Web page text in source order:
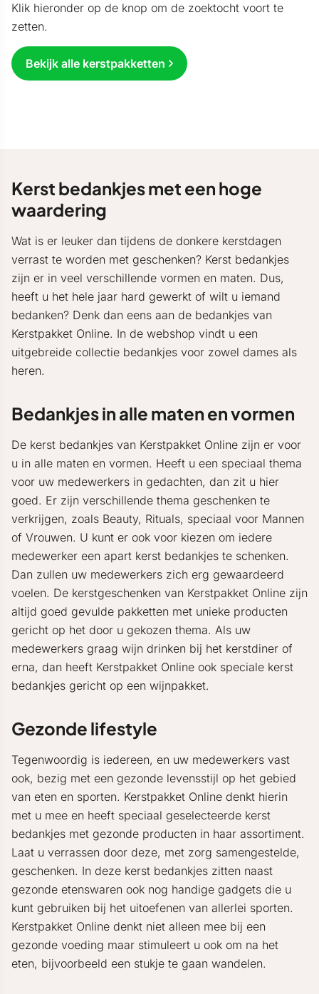
Klik hieronder op de knop om de zoektocht voort te
zetten.
Bekijk alle kerstpakketten
Kerst bedankjes met een hoge
waardering
Wat is er leuker dan tijdens de donkere kerstdagen
verrast te worden met geschenken? Kerst bedankjes
zijn er in veel verschillende vormen en maten. Dus,
heeft u het hele jaar hard gewerkt of wilt u iemand
bedanken? Denk dan eens aan de bedankjes van
Kerstpakket Online. In de webshop vindt u een
uitgebreide collectie bedankjes voor zowel dames als
heren.
Bedankjes in alle maten en vormen
De kerst bedankjes van Kerstpakket Online zijn er voor
u in alle maten en vormen. Heeft u een speciaal thema
voor uw medewerkers in gedachten, dan zit u hier
goed. Er zijn verschillende thema geschenken te
verkrijgen, zoals Beauty, Rituals, speciaal voor Mannen
of Vrouwen. U kunt er ook voor kiezen om iedere
medewerker een apart kerst bedankjes te schenken.
Dan zullen uw medewerkers zich erg gewaardeerd
voelen. De kerstgeschenken van Kerstpakket Online zijn
altijd goed gevulde pakketten met unieke producten
gericht op het door u gekozen thema. Als uw
medewerkers graag wijn drinken bij het kerstdiner of
erna, dan heeft Kerstpakket Online ook speciale kerst
bedankjes gericht op een wijnpakket.
Gezonde lifestyle
Tegenwoordig is iedereen, en uw medewerkers vast
ook, bezig met een gezonde levensstijl op het gebied
van eten en sporten. Kerstpakket Online denkt hierin
met u mee en heeft speciaal geselecteerde kerst
bedankjes met gezonde producten in haar assortiment.
Laat u verrassen door deze, met zorg samengestelde,
geschenken. In deze kerst bedankjes zitten naast
gezonde etenswaren ook nog handige gadgets die u
kunt gebruiken bij het uitoefenen van allerlei sporten.
Kerstpakket Online denkt niet alleen mee bij een
gezonde voeding maar stimuleert u ook om na het
eten, bijvoorbeeld een stukje te gaan wandelen.